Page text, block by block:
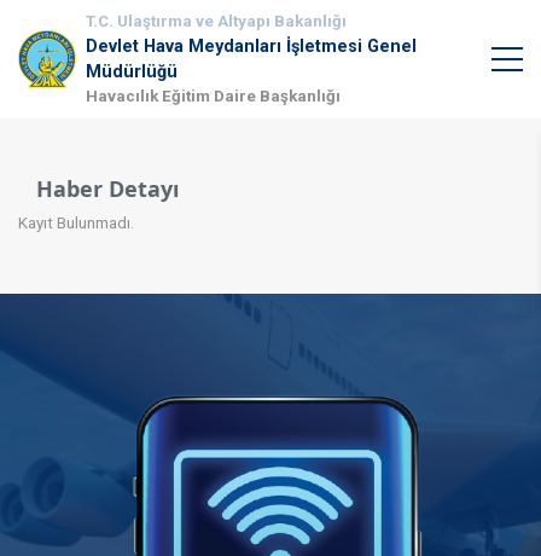
T.C. Ulaştırma ve Altyapı Bakanlığı
Devlet Hava Meydanları İşletmesi Genel
Müdürlüğü
Havacılık Eğitim Daire Başkanlığı
Haber Detayı
Kayıt Bulunmadı.